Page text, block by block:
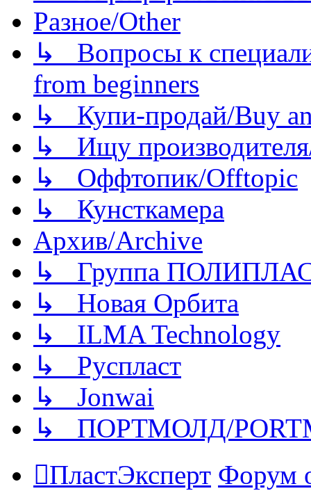
Разное/Other
↳ Вопросы к
from beginners
↳ Купи-продай/Buy
↳ Ищу
↳ Оффтопик/Offtopic
↳ Кунсткамера
Архив/Archive
↳ Группа
↳ Новая Орбита
↳ ILMA Technology
↳ Руспласт
↳ Jonwai
↳ ПОРТМОЛД/
ПластЭксперт Форум